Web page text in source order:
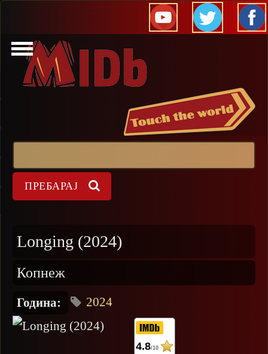
Прескокни
Longing (2024)
Копнеж
Година: 2024
4.8/10